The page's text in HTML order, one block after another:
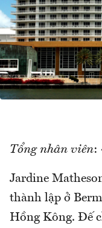
Tổng nhân viên:
Jardine
thành lập ở
Hồng Kông. Đế